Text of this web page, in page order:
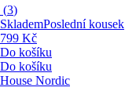
(3)
SklademPoslední kousek
799 Kč
Do košíku
Do košíku
House Nordic